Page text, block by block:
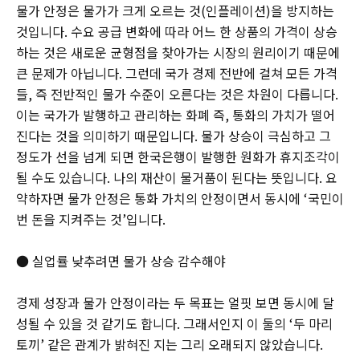
물가 안정은 물가가 크게 오르는 것(인플레이션)을 방지하는
것입니다. 수요 공급 변화에 따라 어느 한 상품의 가격이 상승
하는 것은 새로운 균형점을 찾아가는 시장의 원리이기 때문에
큰 문제가 아닙니다. 그런데 국가 경제 전반에 걸쳐 모든 가격
들, 즉 전반적인 물가 수준이 오른다는 것은 차원이 다릅니다.
이는 국가가 발행하고 관리하는 화폐 즉, 통화의 가치가 떨어
진다는 것을 의미하기 때문입니다. 물가 상승이 극심하고 그
정도가 선을 넘게 되면 한국은행이 발행한 원화가 휴지조각이
될 수도 있습니다. 나의 재산이 물거품이 된다는 뜻입니다. 요
약하자면 물가 안정은 통화 가치의 안정이면서 동시에 ‘국민이
번 돈을 지켜주는 것’입니다.
● 실업률 낮추려면 물가 상승 감수해야
경제 성장과 물가 안정이라는 두 목표는 얼핏 보면 동시에 달
성될 수 있을 것 같기도 합니다. 그래서인지 이 둘의 ‘두 마리
토끼’ 같은 관계가 밝혀진 지는 그리 오래되지 않았습니다.